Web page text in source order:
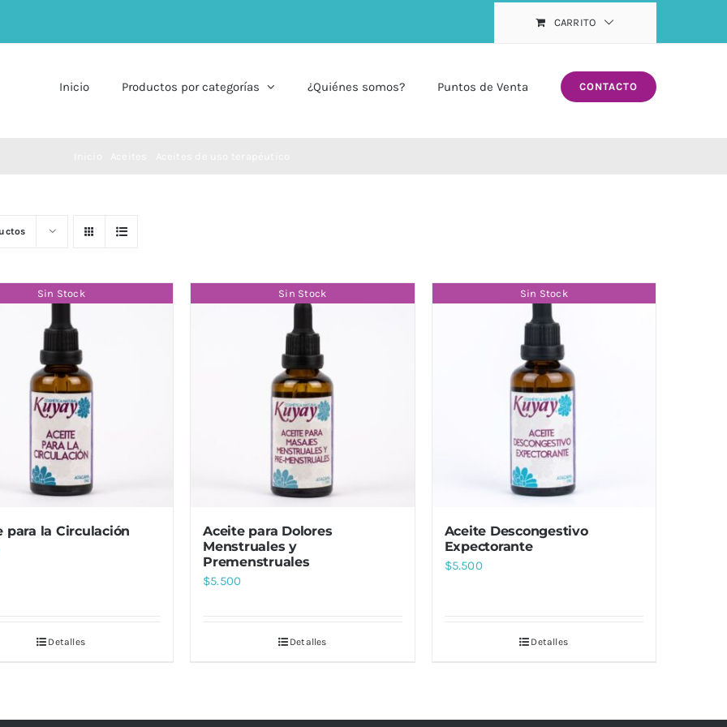
CARRITO
Inicio Productos por categorías ¿Quiénes somos? Puntos de Venta CONTACTO
Sin Stock
para la Circulación
Detalles
Sin Stock
Aceite para Dolores
Menstruales y
Premenstruales
$5.500
Detalles
Sin Stock
Aceite Descongestivo
Expectorante
$5.500
Detalles